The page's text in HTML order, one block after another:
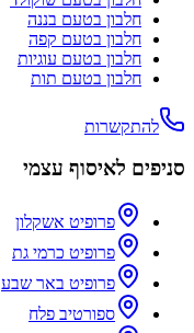
חלבון בטעם בננה
חלבון בטעם קפה
חלבון בטעם עוגיות
חלבון בטעם תות
להתקשרות
סניפים לאיסוף עצמי
פרופיט אשקלון
פרופיט כרמי גת
פרופיט באר שבע
ספורטיב פלח